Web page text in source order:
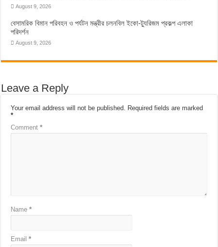
August 9, 2026
বেসামরিক বিমান পরিবহন ও পর্যটন মন্ত্রীর চলনবিল ইকো-ট্যুরিজম প্রকল্প এলাকা
পরিদর্শন
August 9, 2026
Leave a Reply
Your email address will not be published. Required fields are marked
*
Comment*
Name*
Email*